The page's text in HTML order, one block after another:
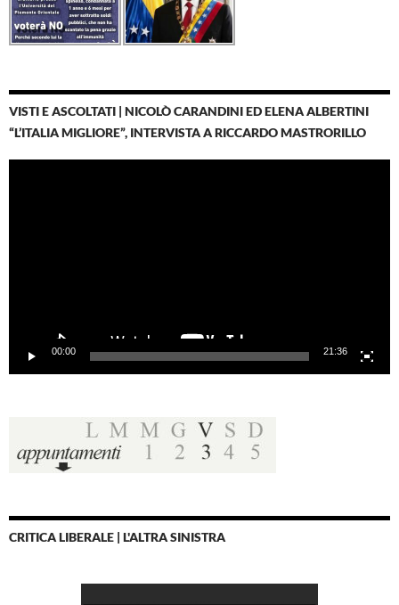
VISTI E ASCOLTATI | NICOLÒ CARANDINI ED ELENA ALBERTINI
“L’ITALIA MIGLIORE”, INTERVISTA A RICCARDO MASTRORILLO
00:00 21:36
CRITICA LIBERALE | L'ALTRA SINISTRA